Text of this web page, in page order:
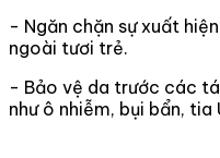
- Ngăn chặn sự xuất
ngoài tươi trẻ.
- Bảo vệ da trước các
như ô nhiễm, bụi bẩn, tia